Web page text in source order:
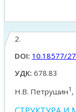
2.
DOI: 10.18577/
УДК: 678.83
Н.В. Петрушин1,